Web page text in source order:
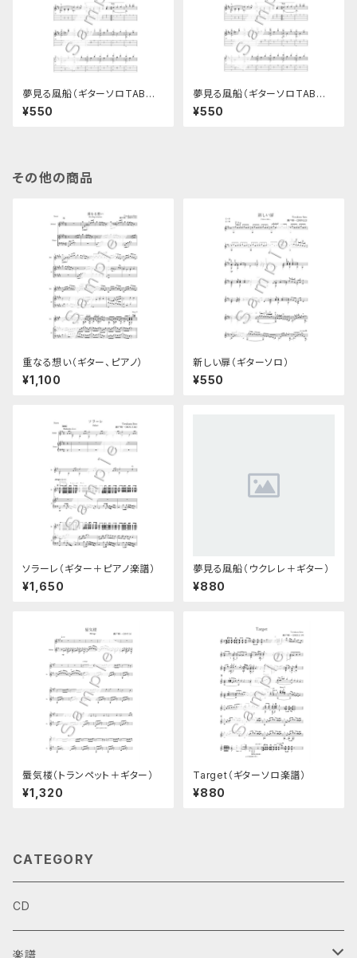
夢見る風船（ギターソロTAB譜
付き楽譜）2023年版
¥550
夢見る風船（ギターソロTAB譜
付き楽譜）2016年版
¥550
その他の商品
重なる想い（ギター、ピアノ）
¥1,100
新しい扉（ギターソロ）
¥550
ソラーレ（ギター＋ピアノ楽譜）
¥1,650
夢見る風船（ウクレレ＋ギター）
¥880
蜃気楼（トランペット＋ギター）
¥1,320
Target（ギターソロ楽譜）
¥880
CATEGORY
CD
楽譜